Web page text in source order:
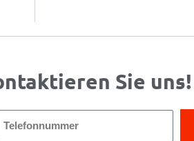
Sie uns!